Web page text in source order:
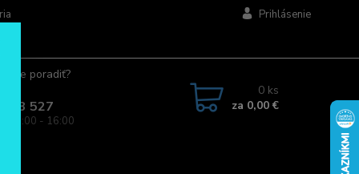
Prihlásenie
poradiť?
963 527
08:00 - 16:00
0 ks
za 0,00 €